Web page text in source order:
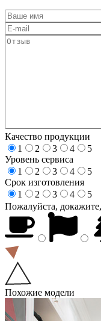
Качество продукции
1
2 3 4
5
Уровень сервиса
1
2 3 4
5
Срок изготовления
1
2 3 4
5
Пожалуйста,
Похожие модели